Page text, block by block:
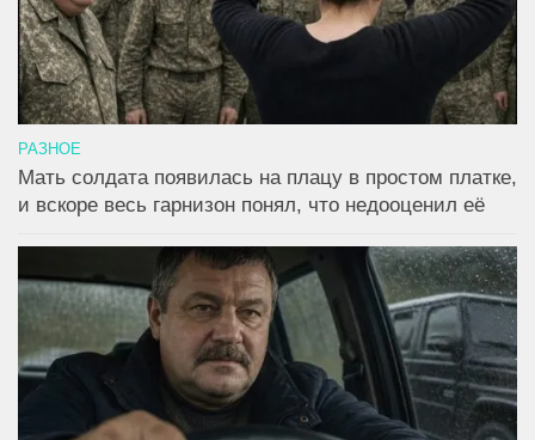
РАЗНОЕ
Мать солдата появилась на плацу в простом платке,
и вскоре весь гарнизон понял, что недооценил её